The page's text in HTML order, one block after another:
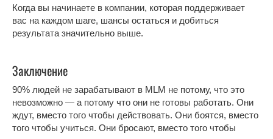
Когда вы начинаете в компании, которая поддерживает
вас на каждом шаге, шансы остаться и добиться
результата значительно выше.
Заключение
90% людей не зарабатывают в MLM не потому, что это
невозможно — а потому что они не готовы работать. Они
ждут, вместо того чтобы действовать. Они боятся, вместо
того чтобы учиться. Они бросают, вместо того чтобы